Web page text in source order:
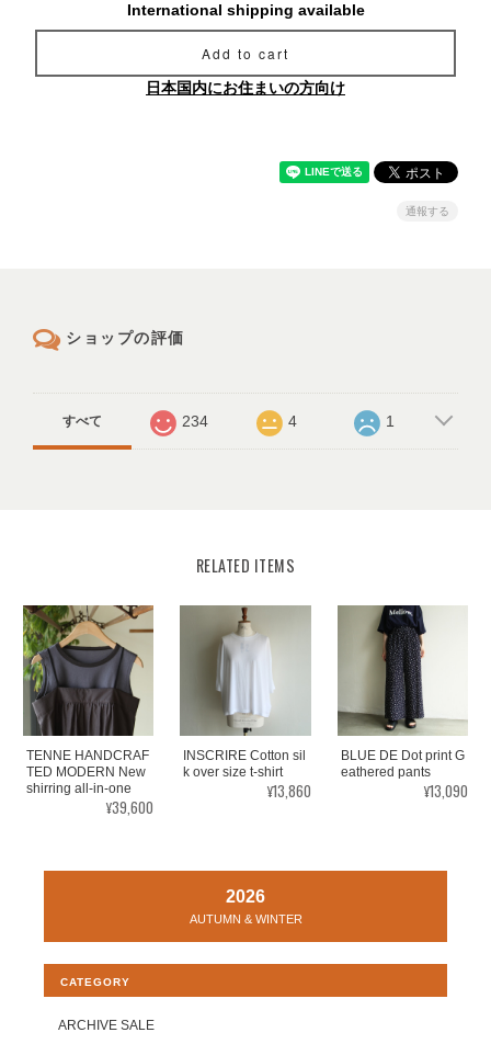
International shipping available
Add to cart
日本国内にお住まいの方向け
通報する
ショップの評価
すべて 234 4 1
RELATED ITEMS
TENNE HANDCRAF
TED MODERN New
shirring all-in-one
¥39,600
INSCRIRE Cotton sil
k over size t-shirt
¥13,860
BLUE DE Dot print G
eathered pants
¥13,090
2026
AUTUMN & WINTER
CATEGORY
ARCHIVE SALE